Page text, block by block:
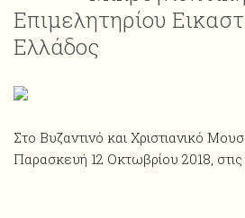
Επιμελητηρίου
Ελλάδος
Στο Βυζαντινό και Χριστιανικό
Παρασκευή 12 Οκτωβρίου 2018,